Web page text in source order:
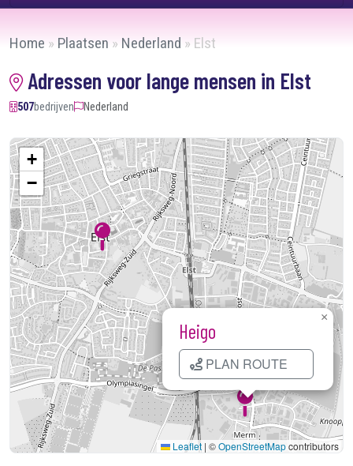
Home » Plaatsen » Nederland » Elst
Adressen voor lange mensen in Elst
507bedrijven Nederland
Kaart laden...
Heigo
PLAN ROUTE
×
Scapino
PLAN ROUTE
×
+
−
Leaflet | ©OpenStreetMapcontributors